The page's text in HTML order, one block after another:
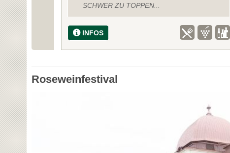
SCHWER ZU TOPPEN...
INFOS
Roseweinfestival